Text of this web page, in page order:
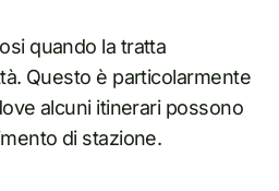
quando la tratta
Questo è particolarmente
alcuni itinerari possono
di stazione.